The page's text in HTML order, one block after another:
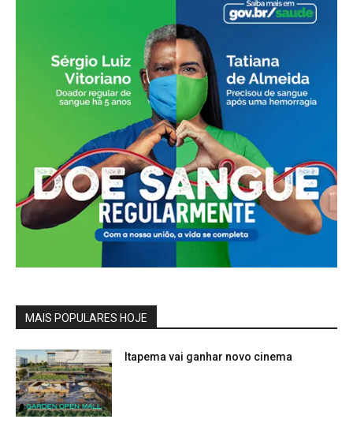
MAIS POPULARES HOJE
Itapema vai ganhar novo cinema